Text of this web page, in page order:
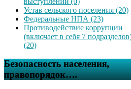
Устав сельского поселения (20)
Федеральные НПА (23)
Противодействие коррупции
(включает в себя 7
(20)
Безопасность населения,
правопорядок….